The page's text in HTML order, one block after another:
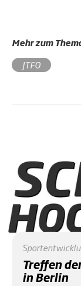
Mehr zum
JTFO
Treffen
in Berlin